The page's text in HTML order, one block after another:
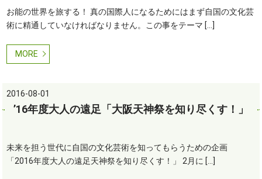
お能の世界を旅する！ 真の国際人になるためにはまず自国の文化芸
術に精通していなければなりません。この事をテーマ […]
MORE
2016-08-01
’16年度大人の遠足「大阪天神祭を知り尽くす！」
未来を担う世代に自国の文化芸術を知ってもらうための企画
「2016年度大人の遠足天神祭を知り尽くす！」 2月に […]